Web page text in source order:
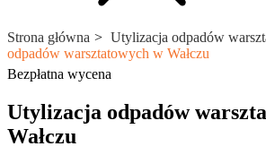
Strona główna
Utylizacja odpadów
odpadów warsztatowych w Wałczu
Bezpłatna wycena
Utylizacja odpadów
Wałczu